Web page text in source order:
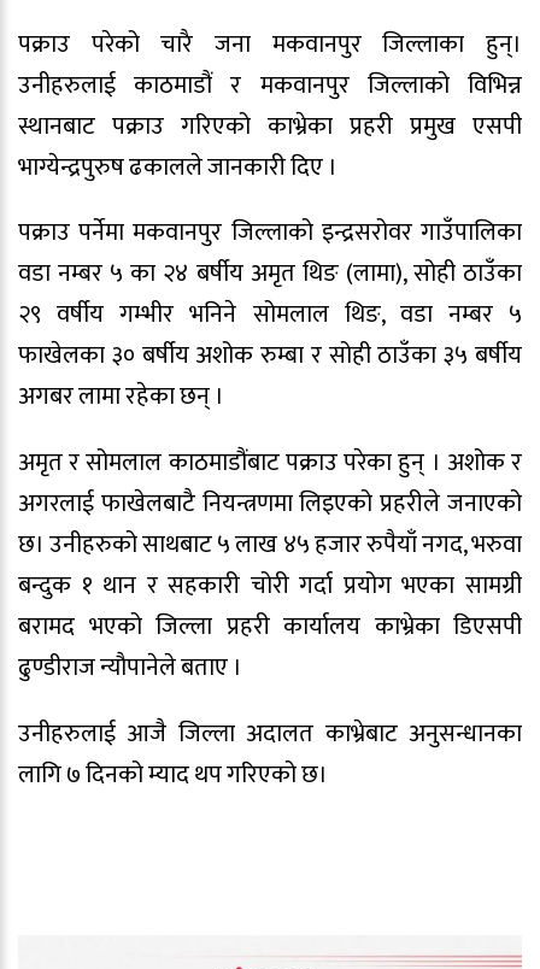
पक्राउ परेको चारै जना मकवानपुर जिल्लाका हुन्।
उनीहरुलाई काठमाडौं र मकवानपुर जिल्लाको विभिन्न
स्थानबाट पक्राउ गरिएको काभ्रेका प्रहरी प्रमुख एसपी
भाग्येन्द्रपुरुष ढकालले जानकारी दिए ।
पक्राउ पर्नेमा मकवानपुर जिल्लाको इन्द्रसरोवर गाउँपालिका
वडा नम्बर ५ का २४ बर्षीय अमृत थिङ (लामा), सोही ठाउँका
२९ वर्षीय गम्भीर भनिने सोमलाल थिङ, वडा नम्बर ५
फाखेलका ३० बर्षीय अशोक रुम्बा र सोही ठाउँका ३५ बर्षीय
अगबर लामा रहेका छन् ।
अमृत र सोमलाल काठमाडौंबाट पक्राउ परेका हुन् । अशोक र
अगरलाई फाखेलबाटै नियन्त्रणमा लिइएको प्रहरीले जनाएको
छ। उनीहरुको साथबाट ५ लाख ४५ हजार रुपैयाँ नगद, भरुवा
बन्दुक १ थान र सहकारी चोरी गर्दा प्रयोग भएका सामग्री
बरामद भएको जिल्ला प्रहरी कार्यालय काभ्रेका डिएसपी
ढुण्डीराज न्यौपानेले बताए ।
उनीहरुलाई आजै जिल्ला अदालत काभ्रेबाट अनुसन्धानका
लागि ७ दिनको म्याद थप गरिएको छ।